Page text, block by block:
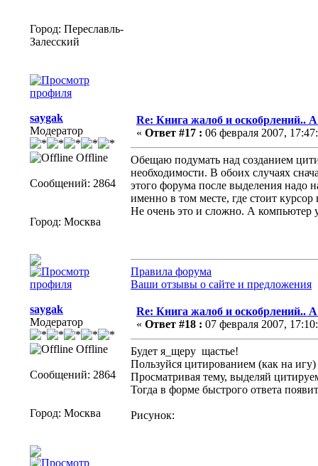
Город: Переславль-
Залесский
saygak
Модератор
Offline
Сообщений: 2864
Город: Москва
Re: Книга жалоб и оскобрлений..
« Ответ #17 : 06 февраля 2007,
Обещаю подумать над созданием
необходимости. В обоих случаях
этого форума после выделения надо
именно в том месте, где стоит курсор
Не очень это и сложно. А компьютер
Правила форума
Ваши отзывы о сайте и предложения
saygak
Модератор
Offline
Сообщений: 2864
Город: Москва
Re: Книга жалоб и оскобрлений..
« Ответ #18 : 07 февраля 2007,
Будет я_щеру щастье!
Пользуйся цитированием (как на
Просматривая тему, выделяй
Тогда в форме быстрого ответа
Рисунок: